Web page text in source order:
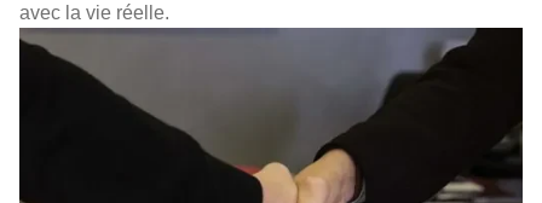
avec la vie réelle.